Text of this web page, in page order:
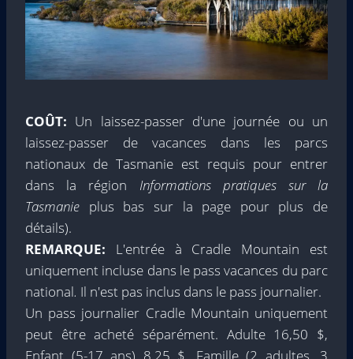
COÛT: Un laissez-passer d'une journée ou un
laissez-passer de vacances dans les parcs
nationaux de Tasmanie est requis pour entrer
dans la région Informations pratiques sur la
Tasmanie plus bas sur la page pour plus de
détails).
REMARQUE: L'entrée à Cradle Mountain est
uniquement incluse dans le pass vacances du parc
national. Il n'est pas inclus dans le pass journalier.
Un pass journalier Cradle Mountain uniquement
peut être acheté séparément. Adulte 16,50 $,
Enfant (5-17 ans) 8,25 $, Famille (2 adultes, 3